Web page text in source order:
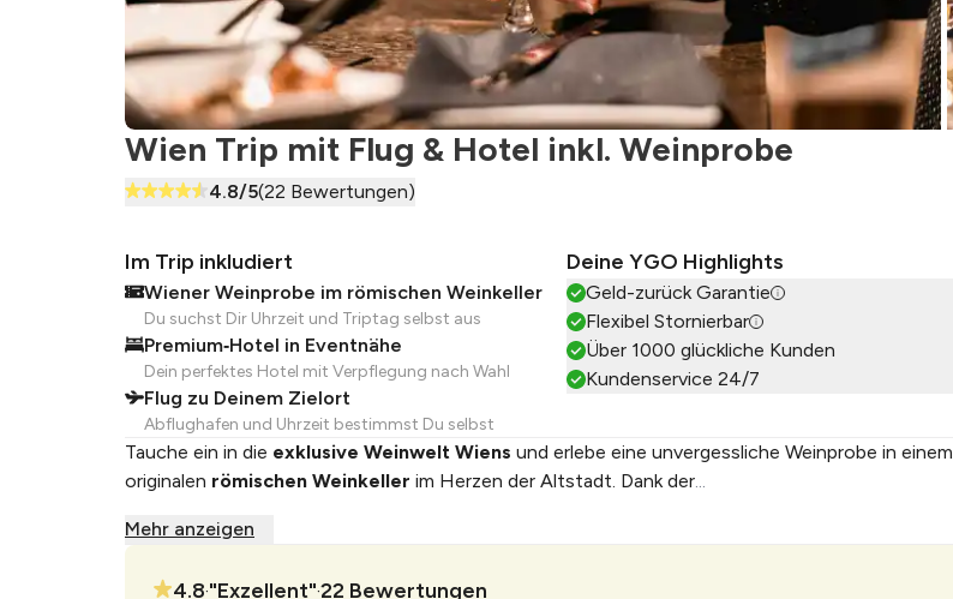
Wien Trip mit Flug & Hotel inkl. Weinprobe
4.8/5(22 Bewertungen)
Im Trip inkludiert
Wiener Weinprobe im römischen Weinkeller
Du suchst Dir Uhrzeit und Triptag selbst aus
Premium‑Hotel in Eventnähe
Dein perfektes Hotel mit Verpflegung nach Wahl
Flug zu Deinem Zielort
Abflughafen und Uhrzeit bestimmst Du selbst
Deine YGO Highlights
Geld-zurück Garantie
Flexibel Stornierbar
Über 1000 glückliche Kunden
Kundenservice 24/7
Tauche ein in die exklusive Weinwelt Wiens und erlebe eine unvergessliche Weinprobe in einem
originalen römischen Weinkeller im Herzen der Altstadt. Dank der...
Mehr anzeigen
4.8• "Exzellent"•22 Bewertungen